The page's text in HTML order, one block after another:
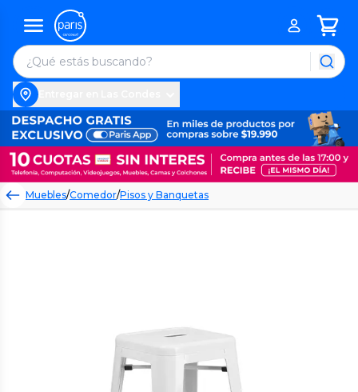
Muebles/Comedor/Pisos y Banquetas